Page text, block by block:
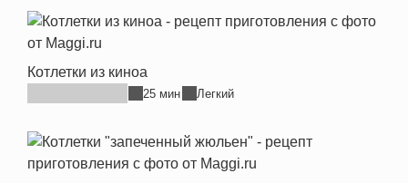
Котлетки из киноа
25 мин Легкий